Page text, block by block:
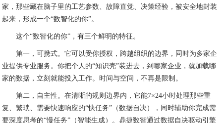
家，那些藏在脑子里的工艺参数、故障直觉、决策经验，被安全地封装
起来，形成一个“数智化的你”。
这个“数智化的你”，有三个鲜明的特征。
第一，可携式。它可以受你授权，跨越组织的边界，同时为多家企
业提供专业服务。你把个人的“知识壳”装进去，到哪家企业，就加载哪
家的数据，立刻就能投入工作。时间与空间，不再是限制。
第二，自主性。在清晰的规则边界内，它能7×24小时处理那些重
复、繁琐、需要快速响应的“快任务”（数据自决），同时辅助你完成需
要深度思考的“慢任务”（智能生成）。鼎捷数智通过数据自决驱动引擎